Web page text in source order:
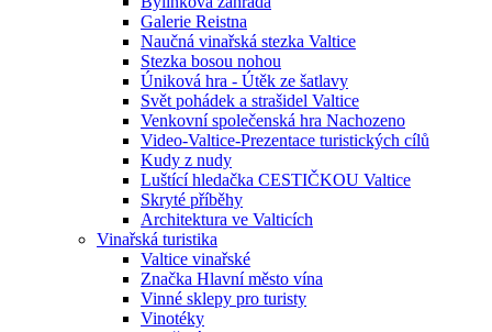
Galerie Reistna
Naučná vinařská stezka Valtice
Stezka bosou nohou
Úniková hra - Útěk ze šatlavy
Svět pohádek a strašidel Valtice
Venkovní společenská hra Nachozeno
Video-Valtice-Prezentace turistických cílů
Kudy z nudy
Luštící hledačka CESTIČKOU Valtice
Skryté příběhy
Architektura ve Valticích
Vinařská turistika
Valtice vinařské
Značka Hlavní město vína
Vinné sklepy pro turisty
Vinotéky